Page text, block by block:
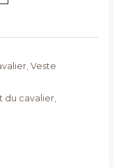
, Veste
du cavalier,